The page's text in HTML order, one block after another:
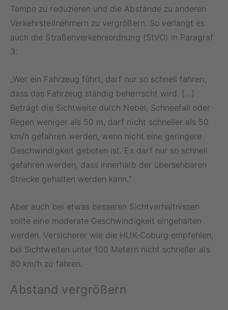
Tempo zu reduzieren und die Abstände zu anderen
Verkehrsteilnehmern zu vergrößern. So verlangt es
auch die Straßenverkehrsordnung (StVO) in Paragraf
3:
„Wer ein Fahrzeug führt, darf nur so schnell fahren,
dass das Fahrzeug ständig beherrscht wird. […]
Beträgt die Sichtweite durch Nebel, Schneefall oder
Regen weniger als 50 m, darf nicht schneller als 50
km/h gefahren werden, wenn nicht eine geringere
Geschwindigkeit geboten ist. Es darf nur so schnell
gefahren werden, dass innerhalb der übersehbaren
Strecke gehalten werden kann.“
Aber auch bei etwas besseren Sichtverhältnissen
sollte eine moderate Geschwindigkeit eingehalten
werden. Versicherer wie die HUK-Coburg empfehlen,
bei Sichtweiten unter 100 Metern nicht schneller als
80 km/h zu fahren.
Abstand vergrößern